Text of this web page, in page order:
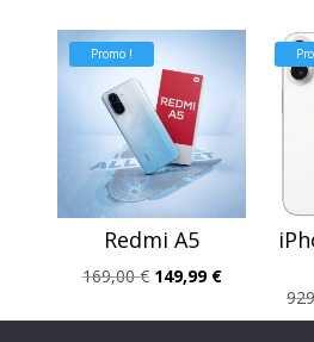
initial
était :
969,00 €.
actuel
799,99 €.
Promo !
Redmi A5
169,00€ Le
149,99 €Le